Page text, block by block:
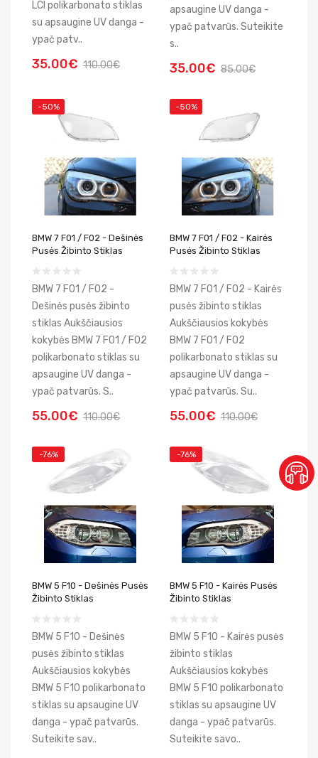
LCI polikarbonato stiklas
su apsaugine UV danga -
ypač patv..
35.00€ 110.00€
apsaugine UV danga -
ypač patvarūs. Suteikite
s..
35.00€ 85.00€
-50%
BMW 7 F01 / F02 - Dešinės
Pusės Žibinto Stiklas
BMW 7 F01 / F02 -
Dešinės pusės žibinto
stiklas Aukščiausios
kokybės BMW 7 F01 / F02
polikarbonato stiklas su
apsaugine UV danga -
ypač patvarūs. S..
55.00€ 110.00€
-50%
BMW 7 F01 / F02 - Kairės
Pusės Žibinto Stiklas
BMW 7 F01 / F02 - Kairės
pusės žibinto stiklas
Aukščiausios kokybės
BMW 7 F01 / F02
polikarbonato stiklas su
apsaugine UV danga -
ypač patvarūs. Su..
55.00€ 110.00€
-76%
BMW 5 F10 - Dešinės Pusės
Žibinto Stiklas
BMW 5 F10 - Dešinės
pusės žibinto stiklas
Aukščiausios kokybės
BMW 5 F10 polikarbonato
stiklas su apsaugine UV
danga - ypač patvarūs.
Suteikite sav..
-76%
BMW 5 F10 - Kairės Pusės
Žibinto Stiklas
BMW 5 F10 - Kairės pusės
žibinto stiklas
Aukščiausios kokybės
BMW 5 F10 polikarbonato
stiklas su apsaugine UV
danga - ypač patvarūs.
Suteikite savo..